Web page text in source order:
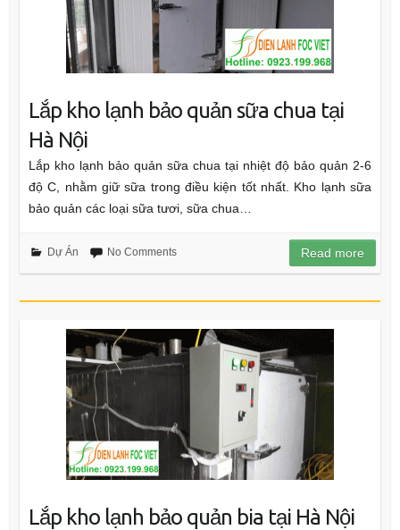
Lắp kho lạnh bảo quản sữa chua tại
Hà Nội
Lắp kho lạnh bảo quản sữa chua tại nhiệt độ bảo quản 2-6
độ C, nhằm giữ sữa trong điều kiện tốt nhất. Kho lạnh sữa
bảo quản các loại sữa tươi, sữa chua…
Dự Án No Comments Read more
Lắp kho lạnh bảo quản bia tại Hà Nội